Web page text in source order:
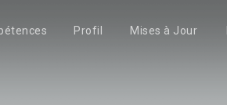
Profil Mises à Jour